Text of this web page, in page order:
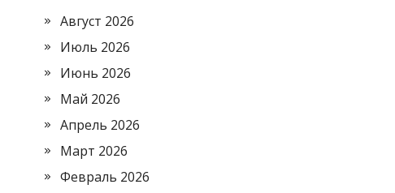
Август 2026
Июль 2026
Июнь 2026
Май 2026
Апрель 2026
Март 2026
Февраль 2026